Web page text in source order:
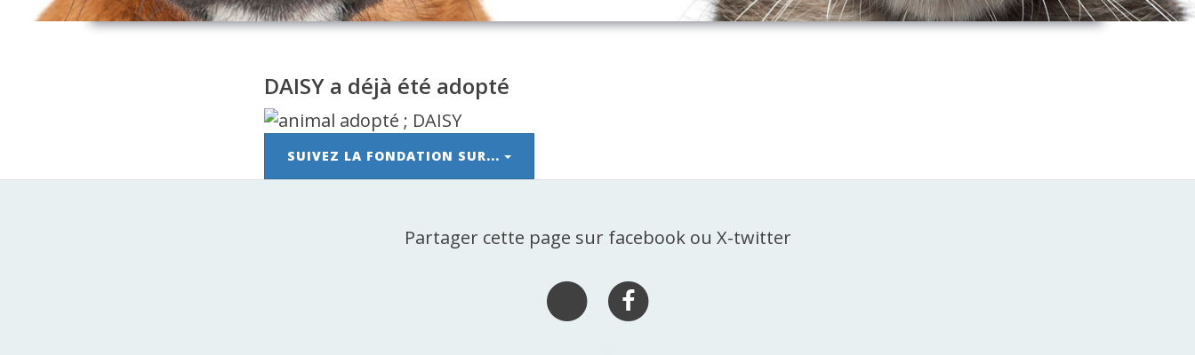
DAISY a déjà été adopté
SUIVEZ LA FONDATION SUR...
Partager cette page sur facebook ou X-twitter